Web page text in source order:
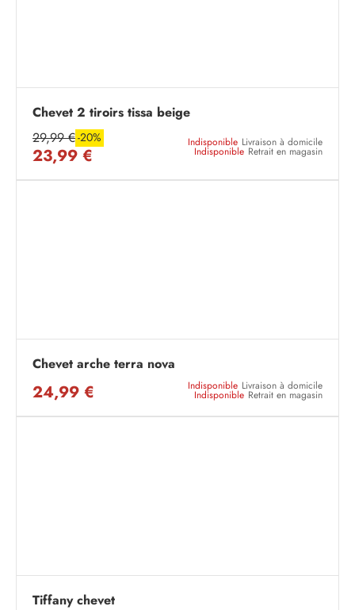
Chevet 2 tiroirs tissa beige
29,99 €-20%
23,99 €
Indisponible Livraison à domicile
Indisponible Retrait en magasin
Chevet arche terra nova
24,99 € Indisponible Livraison à domicile
Indisponible Retrait en magasin
Tiffany chevet